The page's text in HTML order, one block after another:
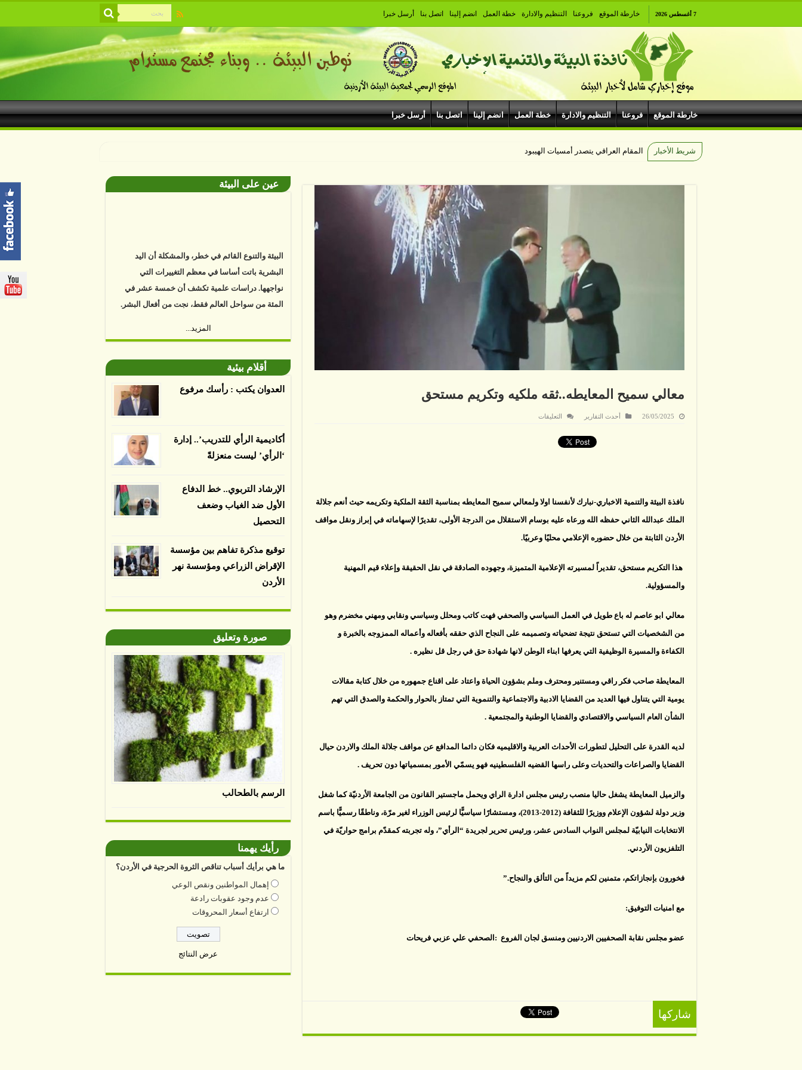
7 أغسطس 2026 خارطة الموقع فروعنا التنظيم والادارة خطة العمل انضم إلينا اتصل بنا أرسل خبرا
خارطة الموقع فروعنا التنظيم والادارة خطة العمل انضم إلينا اتصل بنا أرسل خبرا
شريط الأخبار المقام العراقي يتصدر أمسيات الهيبودروم في مهرجان ج
معالي سميح المعايطه..ثقه ملكيه وتكريم مستحق
26/05/2025 أحدث التقارير التعليقات
نافذة البيئة والتنمية الاخباري-نبارك لأنفسنا اولا ولمعالي سميح المعايطه بمناسبة الثقة الملكية وتكريمه حيث أنعم جلالة
الملك عبدالله الثاني حفظه الله ورعاه عليه بوسام الاستقلال من الدرجة الأولى، تقديرًا لإسهاماته في إبراز ونقل مواقف
الأردن الثابتة من خلال حضوره الإعلامي محليًا وعربيًا.
هذا التكريم مستحق، تقديراً لمسيرته الإعلامية المتميزة، وجهوده الصادقة في نقل الحقيقة وإعلاء قيم المهنية
والمسؤولية.
معالي ابو عاصم له باع طويل في العمل السياسي والصحفي فهت كاتب ومحلل وسياسي ونقابي ومهني مخضرم وهو
من الشخصيات التي تستحق نتيجة تضحياته وتصميمه على النجاح الذي حققه بأفعاله وأعماله الممزوجه بالخبرة و
الكفاءة والمسيرة الوظيفية التي يعرفها ابناء الوطن لانها شهادة حق في رجل قل نظيره .
المعايطة صاحب فكر راقي ومستنير ومحترف وملم بشؤون الحياة واعتاد على اقناع جمهوره من خلال كتابة مقالات
يومية التي يتناول فيها العديد من القضايا الادبية والاجتماعية والتنموية التي تمتاز بالحوار والحكمة والصدق التي تهم
الشأن العام السياسي والاقتصادي والقضايا الوطنية والمجتمعية .
لديه القدرة على التحليل لتطورات الأحداث العربية والاقليميه فكان دائما المدافع عن مواقف جلالة الملك والاردن حيال
القضايا والصراعات والتحديات وعلى راسها القضيه الفلسطينيه فهو يسمّي الأمور بمسمياتها دون تحريف .
والزميل المعايطة يشغل حاليا منصب رئيس مجلس ادارة الراي ويحمل ماجستير القانون من الجامعة الأردنيّة كما شغل
وزير دولة لشؤون الإعلام ووزيرًا للثقافة (2012-2013)، ومستشارًا سياسيًّا لرئيس الوزراء لغير مرّة، وناطقًا رسميًّا باسم
الانتخابات النيابيّة لمجلس النواب السادس عشر، ورئيس تحرير لجريدة “الرأي”، وله تجربته كمقدّم برامج حواريّة في
التلفزيون الأردني.
فخورون بإنجازاتكم، متمنين لكم مزيداً من التألق والنجاح.”
مع امنيات التوفيق:
عضو مجلس نقابة الصحفيين الاردنيين ومنسق لجان الفروع :الصحفي علي عزبي فريحات
شاركها
عين على البيئة
البيئة والتنوع القائم في خطر، والمشكلة أن اليد
البشرية باتت أساسا في معظم التغييرات التي
نواجهها. دراسات علمية تكشف أن خمسة عشر في
المئة من سواحل العالم فقط، نجت من أفعال البشر.
اعتمادها على أنها مستدامة تدمرت بشكل أسرع من
الغطاء عن أي ادعاءات تقول بأن الزيت يمكن ألا
يسبب الدمار. وكشفت الدراسة فقدان المناطق
بينما فقدت المناطق غير المعتمدة 34 في المئة، وفقاً
المزيد...
أقلام بيئية
العدوان يكتب : رأسك مرفوع
أكاديمية الرأي للتدريب’.. إدارة
‘الرأي’ ليست منعزلةً
الإرشاد التربوي.. خط الدفاع
الأول ضد الغياب وضعف
التحصيل
توقيع مذكرة تفاهم بين مؤسسة
الإقراض الزراعي ومؤسسة نهر
الأردن
صورة وتعليق
الرسم بالطحالب
رأيك يهمنا
ما هي برأيك أسباب تناقص الثروة الحرجية في الأردن؟
إهمال المواطنين ونقص الوعي
عدم وجود عقوبات رادعة
ارتفاع أسعار المحروقات
عرض النتائج